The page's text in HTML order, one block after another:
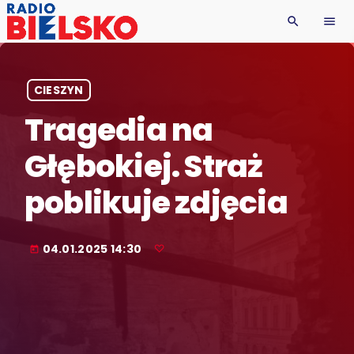
search menu
CIESZYN
Tragedia na
Głębokiej. Straż
poblikuje zdjęcia
today 04.01.2025 14:30